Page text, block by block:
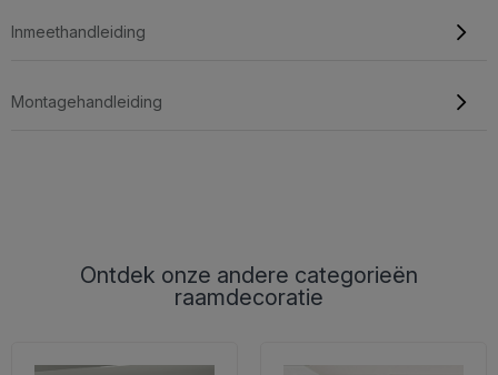
Inmeethandleiding
Montagehandleiding
Ontdek onze andere categorieën
raamdecoratie